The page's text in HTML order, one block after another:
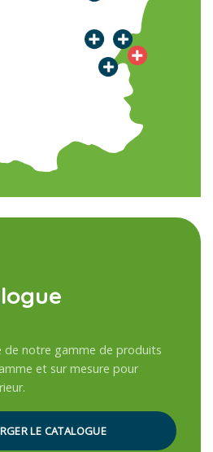
de notre gamme de produits
et sur mesure pour
LE CATALOGUE